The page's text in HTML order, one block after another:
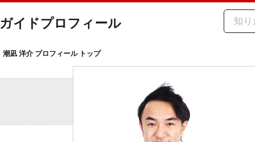
ガイドプロフィール
潮凪 洋介 プロフィール トップ